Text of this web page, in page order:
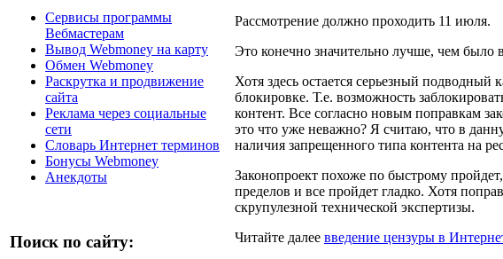
Cервисы программы
Вебмастерам
Вывод Webmoney на карту
Обмен Webmoney
Раскрутка и продвижение
сайта
Реклама через социальные
сети
Словарь Интернет терминов
Бонусы Webmoney
Анекдоты
Поиск по сайту:
Рассмотрение должно проходить 11 июля.
Это конечно значительно лучше, чем было
Хотя здесь остается серьезный подводный
блокировке. Т.е. возможность
контент. Все согласно новым поправкам
это что уже неважно? Я считаю, что в
наличия запрещенного типа контента на
Законопроект похоже по быстрому
пределов и все пройдет гладко. Хотя
скрупулезной технической экспертизы.
Читайте далее введение цензуры в